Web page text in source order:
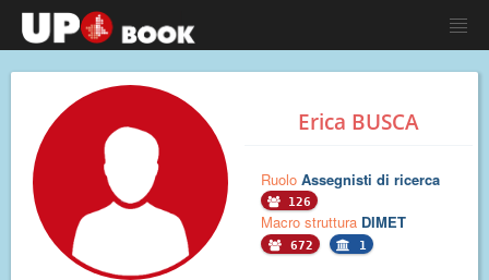
Erica BUSCA
Ruolo Assegnisti di ricerca
126
Macro struttura DIMET
672 1